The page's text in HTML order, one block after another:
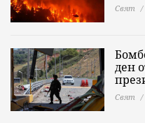
Свят
ден
Свят